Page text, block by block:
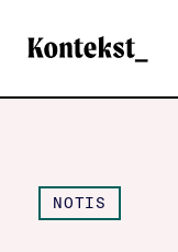
Kontekst
NOTIS